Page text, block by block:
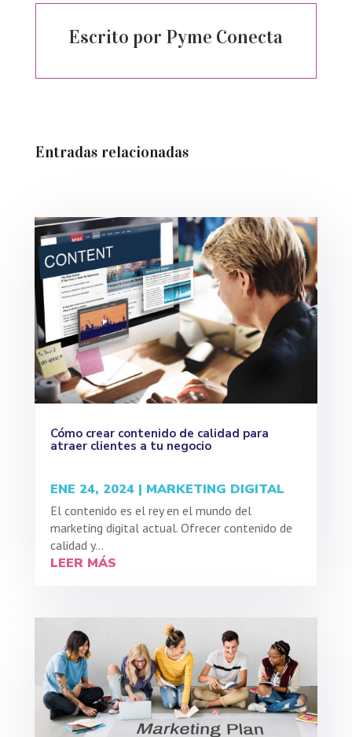
Escrito por Pyme Conecta
Entradas relacionadas
Cómo crear contenido de calidad para
atraer clientes a tu negocio
ENE 24, 2024| MARKETING DIGITAL
El contenido es el rey en el mundo del
marketing digital actual. Ofrecer contenido de
calidad y...
LEER MÁS